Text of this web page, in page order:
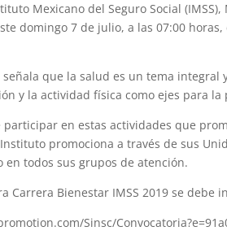
Mexicano del Seguro Social
domingo 7 de julio, a las 07:00
que la salud es un tema integral
y la actividad física como ejes para
en estas actividades que
promociona a través de sus
todos sus grupos de atención.
Carrera Bienestar IMSS 2019 se debe
Sinsc/